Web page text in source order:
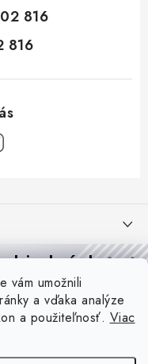
vám umožnili
a vďaka analýze
a použiteľnosť. Viac
816
816
zmluvy
kedy ho použiť? +
tipy,vďaka ktorým
menej.